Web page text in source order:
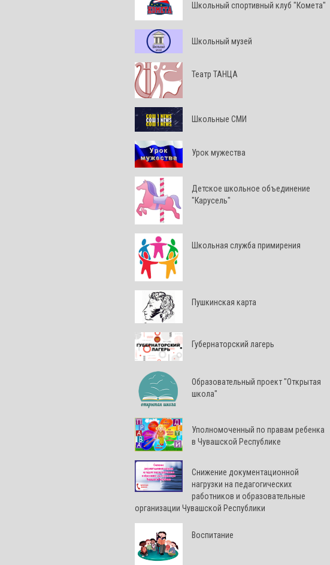
Школьный спортивный клуб "Комета"
Школьный музей
Театр ТАНЦА
Школьные СМИ
Урок мужества
Детское школьное объединение
"Карусель"
Школьная служба примирения
Пушкинская карта
Губернаторский лагерь
Образовательный проект "Открытая
школа"
Уполномоченный по правам ребенка
в Чувашской Республике
Снижение документационной
нагрузки на педагогических
работников и образовательные
организации Чувашской Республики
Воспитание